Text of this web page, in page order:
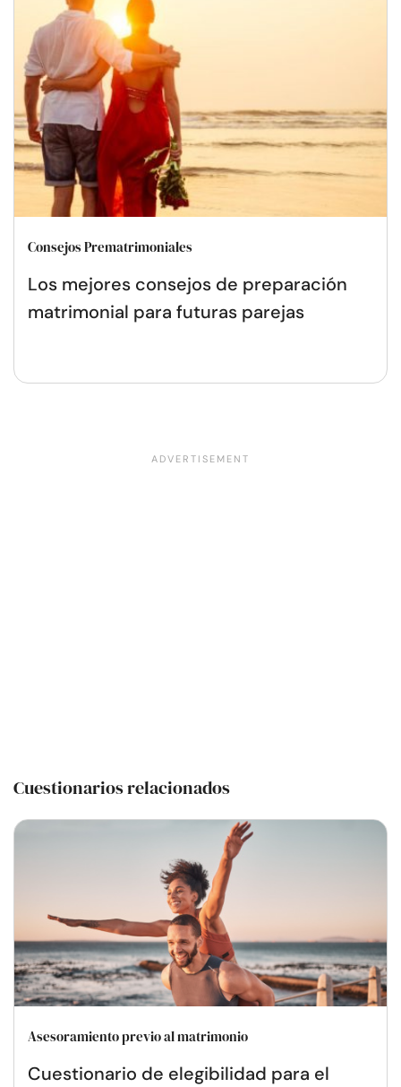
Consejos Prematrimoniales
Los mejores consejos de preparación
matrimonial para futuras parejas
Cuestionarios relacionados
Asesoramiento previo al matrimonio
Cuestionario de elegibilidad para el